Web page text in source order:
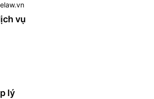
vụ
lý